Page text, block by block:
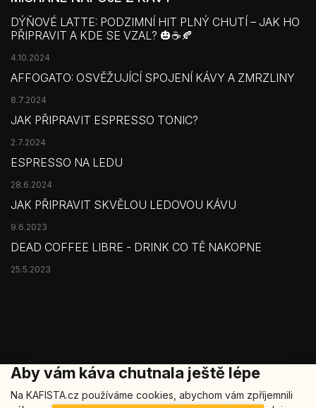
Aby vám káva chutnala ještě lépe
Na KAFISTA.cz používáme cookies, abychom vám zpříjemnili
DÝŇOVÉ LATTE: PODZIMNÍ HIT PLNÝ CHUTÍ – JAK HO
PŘIPRAVIT A KDE SE VZAL? 🎃☕🍂
4.10.2024
AFFOGATO: OSVĚŽUJÍCÍ SPOJENÍ KÁVY A ZMRZLINY
8.7.2024
JAK PŘIPRAVIT ESPRESSO TONIC?
2.7.2024
ESPRESSO NA LEDU
28.6.2024
JAK PŘIPRAVIT SKVĚLOU LEDOVOU KÁVU
9.6.2023
DEAD COFFEE LIBRE - DRINK CO TĚ NAKOPNE
25.5.2023